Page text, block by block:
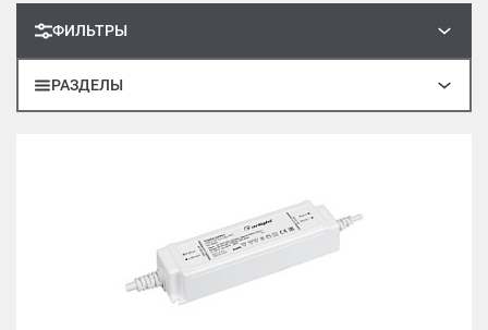
РАЗДЕЛЫ
ФИЛЬТРЫ